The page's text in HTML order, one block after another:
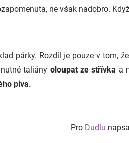
ne však nadobro.
párky. Rozdíl je pouze v tom,
taliány oloupat ze střívka a
piva.
Pro Dudlu